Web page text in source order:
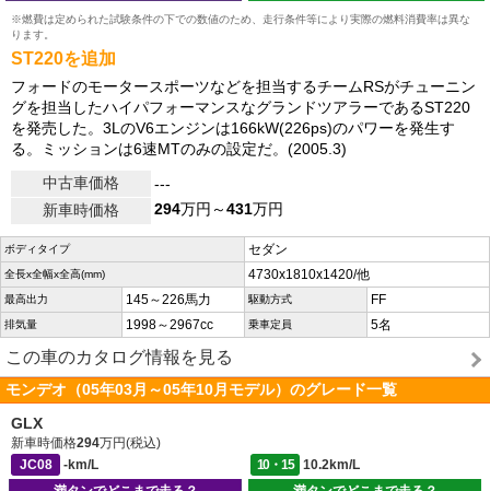
※燃費は定められた試験条件の下での数値のため、走行条件等により実際の燃料消費率は異な
ります。
ST220を追加
フォードのモータースポーツなどを担当するチームRSがチューニン
グを担当したハイパフォーマンスなグランドツアラーであるST220
を発売した。3LのV6エンジンは166kW(226ps)のパワーを発生す
る。ミッションは6速MTのみの設定だ。(2005.3)
中古車価格
---
新車時価格
294万円～431万円
ボディタイプ セダン
全長x全幅x全高(mm) 4730x1810x1420/他
最高出力 145～226馬力 駆動方式 FF
排気量 1998～2967cc 乗車定員 5名
この車のカタログ情報を見る
モンデオ（05年03月～05年10月モデル）のグレード一覧
GLX
新車時価格294万円(税込)
JC08
-km/L 10・15
10.2km/L